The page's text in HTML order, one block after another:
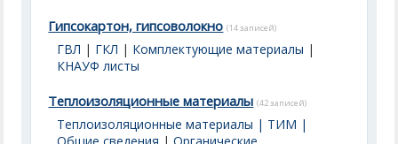
Гипсокартон, гипсоволокно (14 записей)
ГВЛ | ГКЛ | Комплектующие материалы |
КНАУФ листы
Теплоизоляционные материалы (42 записей)
Теплоизоляционные материалы | ТИМ |